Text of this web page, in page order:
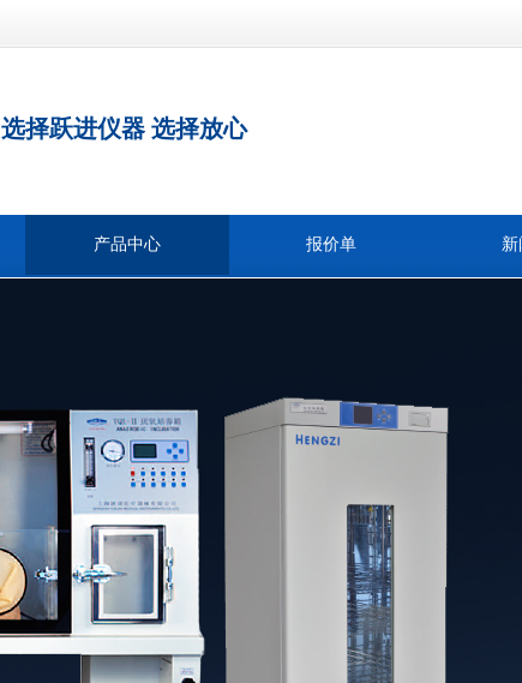
选择跃进仪器 选择放心
产品中心 报价单